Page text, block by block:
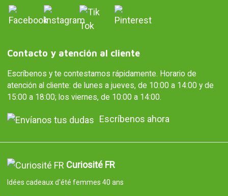
Contacto y atención al cliente
Escríbenos y te contestamos rápidamente. Horario de
atención al cliente: de lunes a jueves, de 10:00 a 14:00 y de
15:00 a 18:00; los viernes, de 10:00 a 14:00.
Escríbenos ahora
Curiosité FR
Idées cadeaux d'été femmes 40 ans